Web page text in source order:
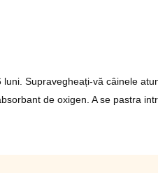
Supravegheați-vă câinele
de oxigen. A se pastra